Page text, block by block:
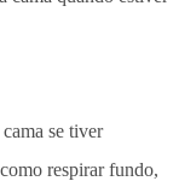
se tiver
respirar fundo,